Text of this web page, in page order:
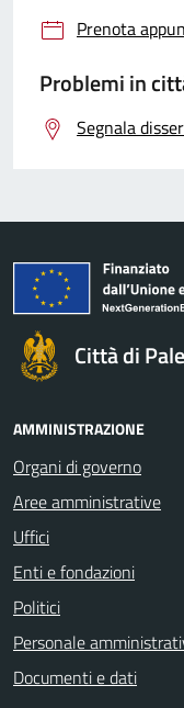
Prenota
Problemi in
Segnala
Città di
AMMINISTRAZIONE
Organi di governo
Aree amministrative
Uffici
Enti e fondazioni
Politici
Personale
Documenti e dati